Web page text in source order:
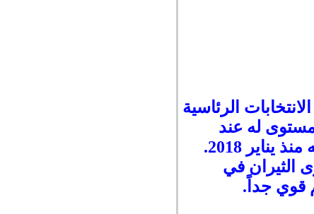
نتيجة الانتخابات الرئاسية
ووصل إلى أعلى مستوى له عند
يرى الثيران في
قوي جداً.